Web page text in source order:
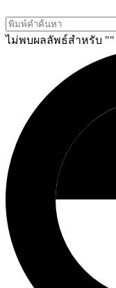
ไม่พบผลลัพธ์สำหรับ ""